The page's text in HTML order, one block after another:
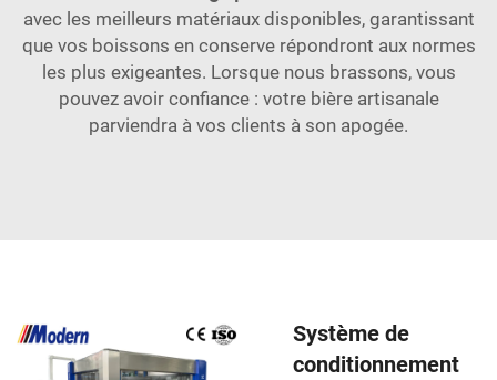
avec les meilleurs matériaux disponibles, garantissant
que vos boissons en conserve répondront aux normes
les plus exigeantes. Lorsque nous brassons, vous
pouvez avoir confiance : votre bière artisanale
parviendra à vos clients à son apogée.
Système de
conditionnement